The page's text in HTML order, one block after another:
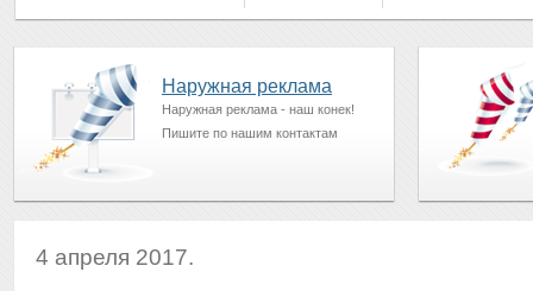
Наружная реклама
Наружная реклама - наш конек!
Пишите по нашим контактам
4 апреля 2017.